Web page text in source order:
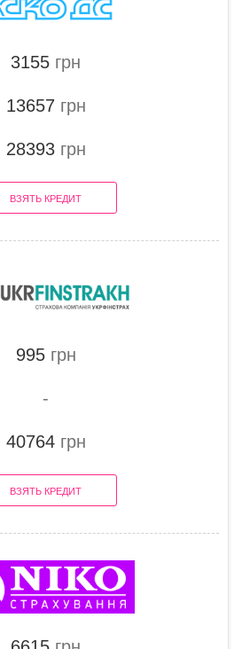
3155 грн
13657грн
28393грн
ВЗЯТЬ КРЕДИТ
995грн
-
40764грн
ВЗЯТЬ КРЕДИТ